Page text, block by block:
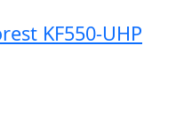
KF550-UHP